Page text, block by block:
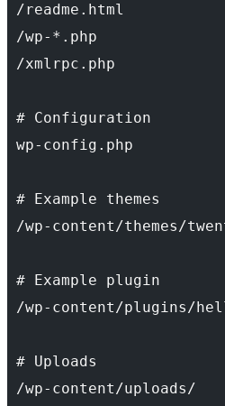
/readme.html
/wp-*.php
/xmlrpc.php
# Configuration
wp-config.php
# Example themes
/wp-content/themes/
# Example plugin
/wp-content/plugins/
# Uploads
/wp-content/uploads/